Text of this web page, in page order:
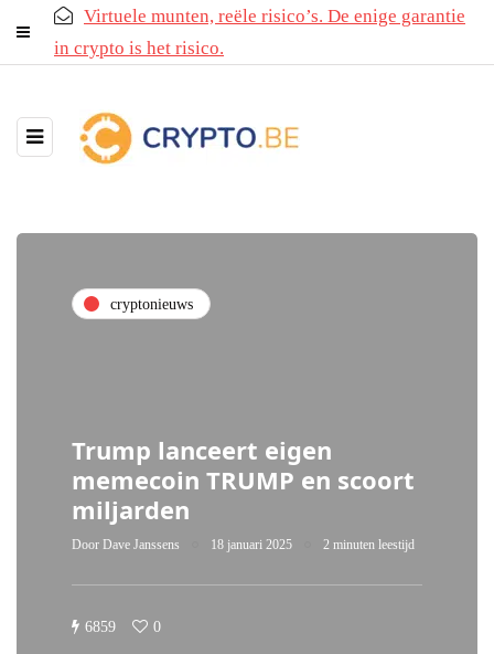
Virtuele munten, reële risico’s. De enige garantie
in crypto is het risico.
cryptonieuws
Trump lanceert eigen
memecoin TRUMP en scoort
miljarden
Door Dave Janssens 18 januari 2025 2 minuten leestijd
6859 0